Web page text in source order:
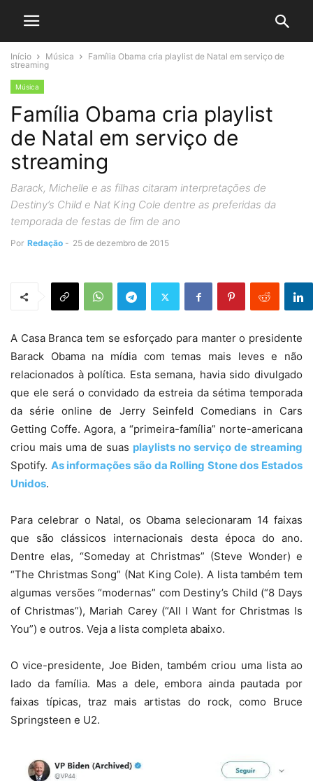
Início Música
Família Obama cria playlist de Natal em serviço de
streaming
Música
Família Obama cria playlist
de Natal em serviço de
streaming
Barack, Michelle e as filhas citaram interpretações de
Destiny’s Child e Nat King Cole dentre as preferidas da
temporada de festas de fim de ano
Por Redação - 25 de dezembro de 2015
A Casa Branca tem se esforçado para manter o presidente
Barack Obamana mídia com temas mais leves e não
relacionados à política. Esta semana, havia sido divulgado
que ele será o convidado da estreia da sétima temporada
da série online de Jerry Seinfeld Comedians in Cars
Getting Coffe. Agora, a “primeira-família” norte-americana
criou mais uma de suas playlists no serviço de streaming
Spotify. As informações são da Rolling Stone dos Estados
Unidos.
Para celebrar o Natal, os Obama selecionaram 14 faixas
que são clássicos internacionais desta época do ano.
Dentre elas, “Someday at Christmas” (Steve Wonder) e
“The Christmas Song” (Nat King Cole). A lista também tem
algumas versões “modernas” com Destiny’s Child (“8 Days
of Christmas”), Mariah Carey (“All I Want for Christmas Is
You”) e outros. Veja a lista completa abaixo.
O vice-presidente, Joe Biden, também criou uma lista ao
lado da família. Mas a dele, embora ainda pautada por
faixas típicas, traz mais artistas do rock, como Bruce
Springsteen e U2.